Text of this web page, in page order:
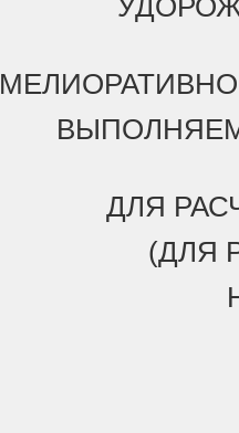
ДЛЯ
(ДЛЯ